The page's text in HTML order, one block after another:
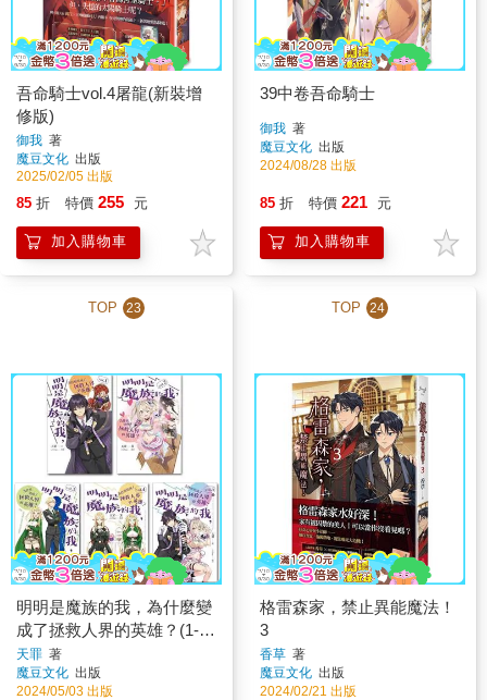
吾命騎士vol.4屠龍(新裝增
修版)
御我 著
魔豆文化 出版
2025/02/05 出版
85 折 特價 255 元
加入購物車
39中卷吾命騎士
御我 著
魔豆文化 出版
2024/08/28 出版
85 折 特價 221 元
加入購物車
TOP 23
明明是魔族的我，為什麼變
成了拯救人界的英雄？(1-5)
完
天罪 著
魔豆文化 出版
2024/05/03 出版
TOP 24
格雷森家，禁止異能魔法！
3
香草 著
魔豆文化 出版
2024/02/21 出版